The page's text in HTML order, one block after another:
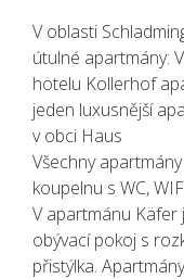
V oblasti
útulné apartmány:
hotelu Kollerhof
jeden luxusnější
v obci Haus
Všechny
koupelnu s WC,
V apartmánu Käfer
obývací pokoj s
přistýlka.